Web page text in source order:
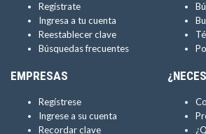
Regístrate
Ingresa a tu cuenta
Reestablecer clave
Búsquedas frecuentes
EMPRESAS
Regístrese
Ingrese a su cuenta
Recordar clave